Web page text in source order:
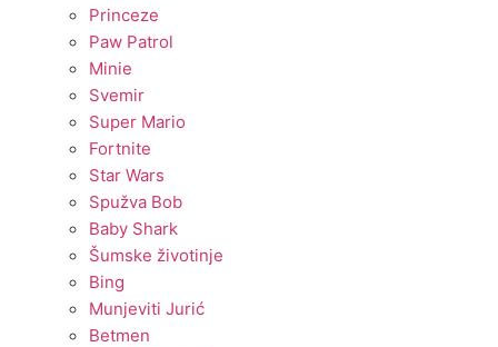
Princeze
Paw Patrol
Minie
Svemir
Super Mario
Fortnite
Star Wars
Spužva Bob
Baby Shark
Šumske životinje
Bing
Munjeviti Jurić
Betmen